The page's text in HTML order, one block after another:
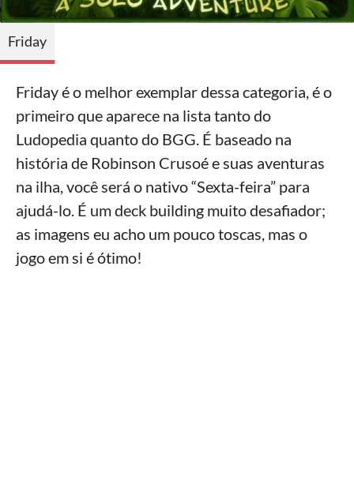
Friday
Friday é o melhor exemplar dessa categoria, é o
primeiro que aparece na lista tanto do
Ludopedia quanto do BGG. É baseado na
história de Robinson Crusoé e suas aventuras
na ilha, você será o nativo “Sexta-feira” para
ajudá-lo. É um deck building muito desafiador;
as imagens eu acho um pouco toscas, mas o
jogo em si é ótimo!